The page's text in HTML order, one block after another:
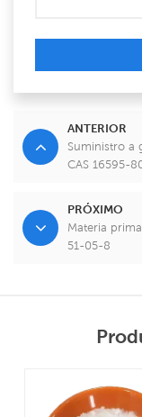
ANTERIOR
Suministro a
CAS 16595-
PRÓXIMO
Materia
51-05-8